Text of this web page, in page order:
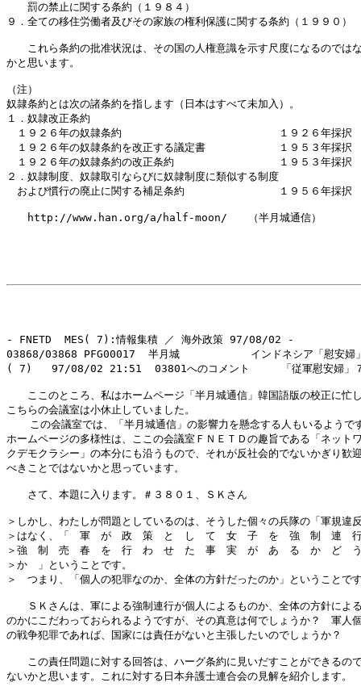
罰の禁止に関する条約（１９８４）
９．全ての移住労働者及びその家族の権利保護に関する条約（１９９０）
これら条約の批准状況は、その国の人権意識を示す尺度になるのでは
かと思います。
（注）
奴隷条約とは次の諸条約を指します（日本はすべて未加入）。
１．奴隷改正条約
１９２６年の奴隷条約　　　　　　　　　　　　　　　１９２６年採択
１９２６年の奴隷条約を改正する議定書　　　　　　　１９５３年採択
１９２６年の奴隷条約の改正条約　　　　　　　　　　１９５３年採択
２．奴隷制度、奴隷取引ならびに奴隷制度に類似する制度
および慣行の廃止に関する補足条約　　　　　　　　　１９５６年採択
http://www.han.org/a/half-moon/　　（半月城通信）
- FNETD  MES( 7):情報集積 ／ 海外政策 97/08/02 -
03868/03868 PFG00017  半月城           インドネシア「慰安婦
( 7)   97/08/02 21:51  03801へのコメント　　　「従軍慰安婦」
ここのところ、私はホームページ「半月城通信」韓国語版の校正に忙
こちらの会議室は小休止していました。
　この会議室では、「半月城通信」の影響力を懸念する人もいるようで
ホームページの多様性は、ここの会議室ＦＮＥＴＤの趣旨である「ネット
クデモクラシー」の本分にも沿うもので、それが反社会的でないかぎり歓
べきことではないかと思っています。
さて、本題に入ります。＃３８０１、ＳＫさん
＞しかし、わたしが問題としているのは、そうした個々の兵隊の「軍規違
＞はなく、「　軍　が　政　策　と　し　て　女　子　を　強　制　連　
＞強　制　売　春　を　行　わ　せ　た　事　実　が　あ　る　か　ど
＞か　」ということです。
＞　つまり、「個人の犯罪なのか、全体の方針だったのか」ということで
ＳＫさんは、軍による強制連行が個人によるものか、全体の方針によ
のかにこだわっておられるようですが、その真意は何でしょうか？　軍人
の戦争犯罪であれば、国家には責任がないと主張したいのでしょうか？
この責任問題に対する回答は、ハーグ条約に見いだすことができるの
ないかと思います。これに対する日本弁護士連合会の見解を紹介します。